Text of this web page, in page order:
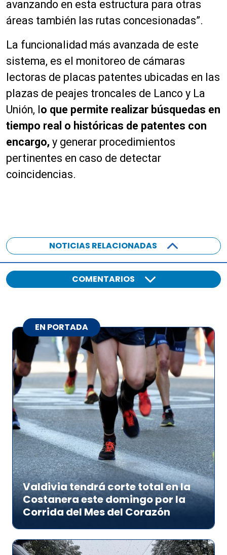
avanzando en esta estructura para otras
áreas también las rutas concesionadas”.
La funcionalidad más avanzada de este
sistema, es el monitoreo de cámaras
lectoras de placas patentes ubicadas en las
plazas de peajes troncales de Lanco y La
Unión, l o que permite realizar búsquedas en
tiempo real o históricas de patentes con
encargo, y generar procedimientos
pertinentes en caso de detectar
coincidencias.
NOTICIAS RELACIONADAS
COMENTARIOS
EN PORTADA
Valdivia tendrá corte total en la
Costanera este domingo por la
Corrida del Mes del Corazón